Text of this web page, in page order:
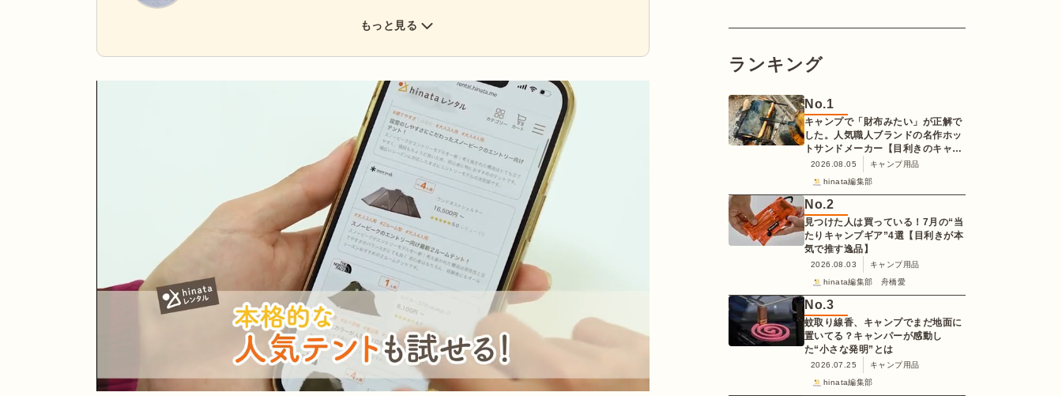
もっと見る
ランキング
No.1
キャンプで「財布みたい」が正解で
した。人気職人ブランドの名作ホッ
トサンドメーカー【目利きのキャン
プギア】
2026.08.05
キャンプ用品
hinata編集部
No.2
見つけた人は買っている！7月の“当
たりキャンプギア”4選【目利きが本
気で推す逸品】
2026.08.03
キャンプ用品
hinata編集部 舟橋愛
No.3
蚊取り線香、キャンプでまだ地面に
置いてる？キャンパーが感動し
た“小さな発明”とは
2026.07.25
キャンプ用品
hinata編集部